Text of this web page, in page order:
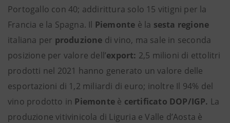
Portogallo con 40; addirittura solo 15 vitigni per la
Francia e la Spagna. Il Piemonte è la sesta regione
italiana per produzione di vino, ma sale in seconda
posizione per valore dell’export: 2,5 milioni di ettolitri
prodotti nel 2021 hanno generato un valore delle
esportazioni di 1,2 miliardi di euro; inoltre Il 94% del
vino prodotto in Piemonte è certificato DOP/IGP. La
produzione vitivinicola di Liguria e Valle d’Aosta è